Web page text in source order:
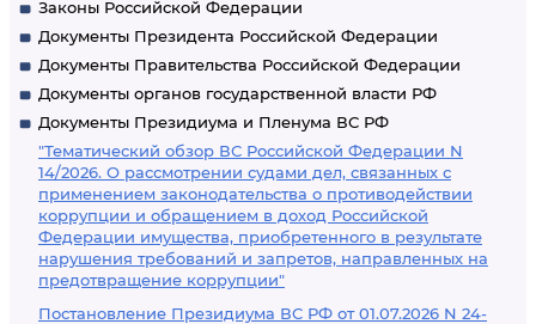
Законы Российской Федерации
Документы Президента Российской Федерации
Документы Правительства Российской Федерации
Документы органов государственной власти РФ
Документы Президиума и Пленума ВС РФ
"Тематический обзор ВС Российской Федерации N
14/2026. О рассмотрении судами дел, связанных с
применением законодательства о противодействии
коррупции и обращением в доход Российской
Федерации имущества, приобретенного в результате
нарушения требований и запретов, направленных на
предотвращение коррупции"
Постановление Президиума ВС РФ от 01.07.2026 N 24-